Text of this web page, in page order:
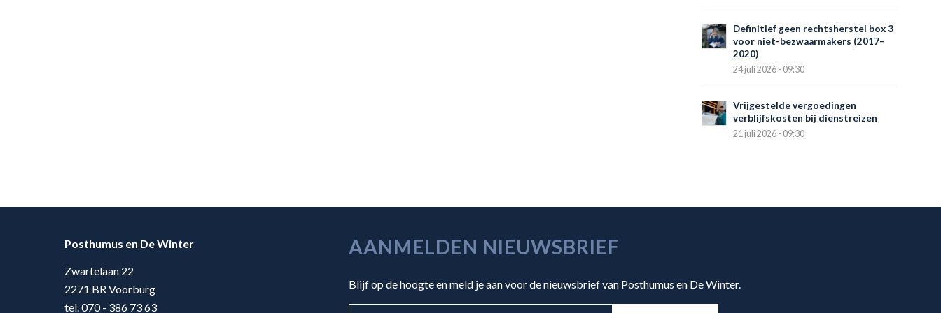
Definitief geen rechtsherstel box 3
voor niet-bezwaarmakers (2017–
2020)
24 juli 2026 - 09:30
Vrijgestelde vergoedingen
verblijfskosten bij dienstreizen
21 juli 2026 - 09:30
Posthumus en De Winter
Zwartelaan 22
2271 BR Voorburg
tel. 070 - 386 73 63
AANMELDEN NIEUWSBRIEF
Blijf op de hoogte en meld je aan voor de nieuwsbrief van Posthumus en De Winter.